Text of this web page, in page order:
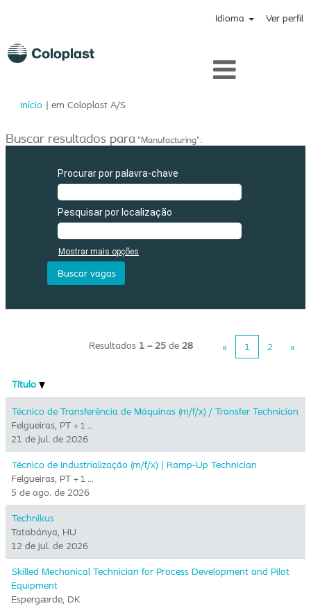
Idioma Ver perfil
Início | em Coloplast A/S(página
Buscar resultados para"Manufacturing".
Procurar por palavra-chave
Pesquisar por localização
Mostrar mais opções
Resultados 1 – 25 de 28 « 1 2 »
Título
Técnico de Transferência de Máquinas (m/f/x) / Transfer Technician
Felgueiras, PT + 1 …
21 de jul. de 2026
Técnico de Industrialização (m/f/x) | Ramp-Up Technician
Felgueiras, PT + 1 …
5 de ago. de 2026
Technikus
Tatabánya, HU
12 de jul. de 2026
Skilled Mechanical Technician for Process Development and Pilot
Equipment
Espergærde, DK